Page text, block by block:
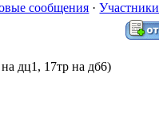
сообщения ·Участники
дц1, 17тр на дб6)